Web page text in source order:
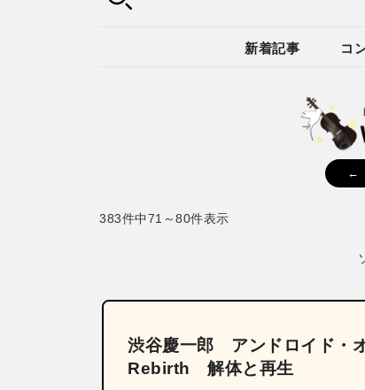
新着記事 コ
←
383件中71～80件表示
渋谷慶一郎 アンドロイド
Rebirth 解体と再生